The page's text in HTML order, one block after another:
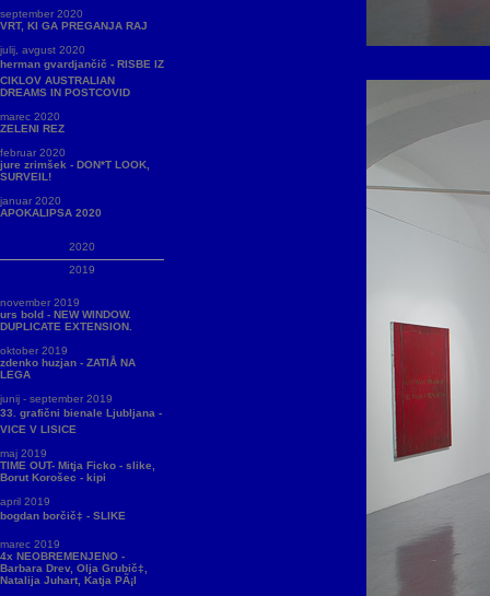
september 2020
VRT, KI GA PREGANJA RAJ
julij, avgust 2020
herman gvardjančič - RISBE IZ
CIKLOV AUSTRALIAN
DREAMS IN POSTCOVID
marec 2020
ZELENI REZ
februar 2020
jure zrimšek - DON*T LOOK,
SURVEIL!
januar 2020
APOKALIPSA 2020
2020
2019
november 2019
urs bold - NEW WINDOW.
DUPLICATE EXTENSION.
oktober 2019
zdenko huzjan - ZATIÅ NA
LEGA
junij - september 2019
33. grafični bienale Ljubljana -
VICE V LISICE
maj 2019
TIME OUT- Mitja Ficko - slike,
Borut Korošec - kipi
april 2019
bogdan borčič‡ - SLIKE
marec 2019
4x NEOBREMENJENO -
Barbara Drev, Olja Grubič‡,
Natalija Juhart, Katja PÃ¡l